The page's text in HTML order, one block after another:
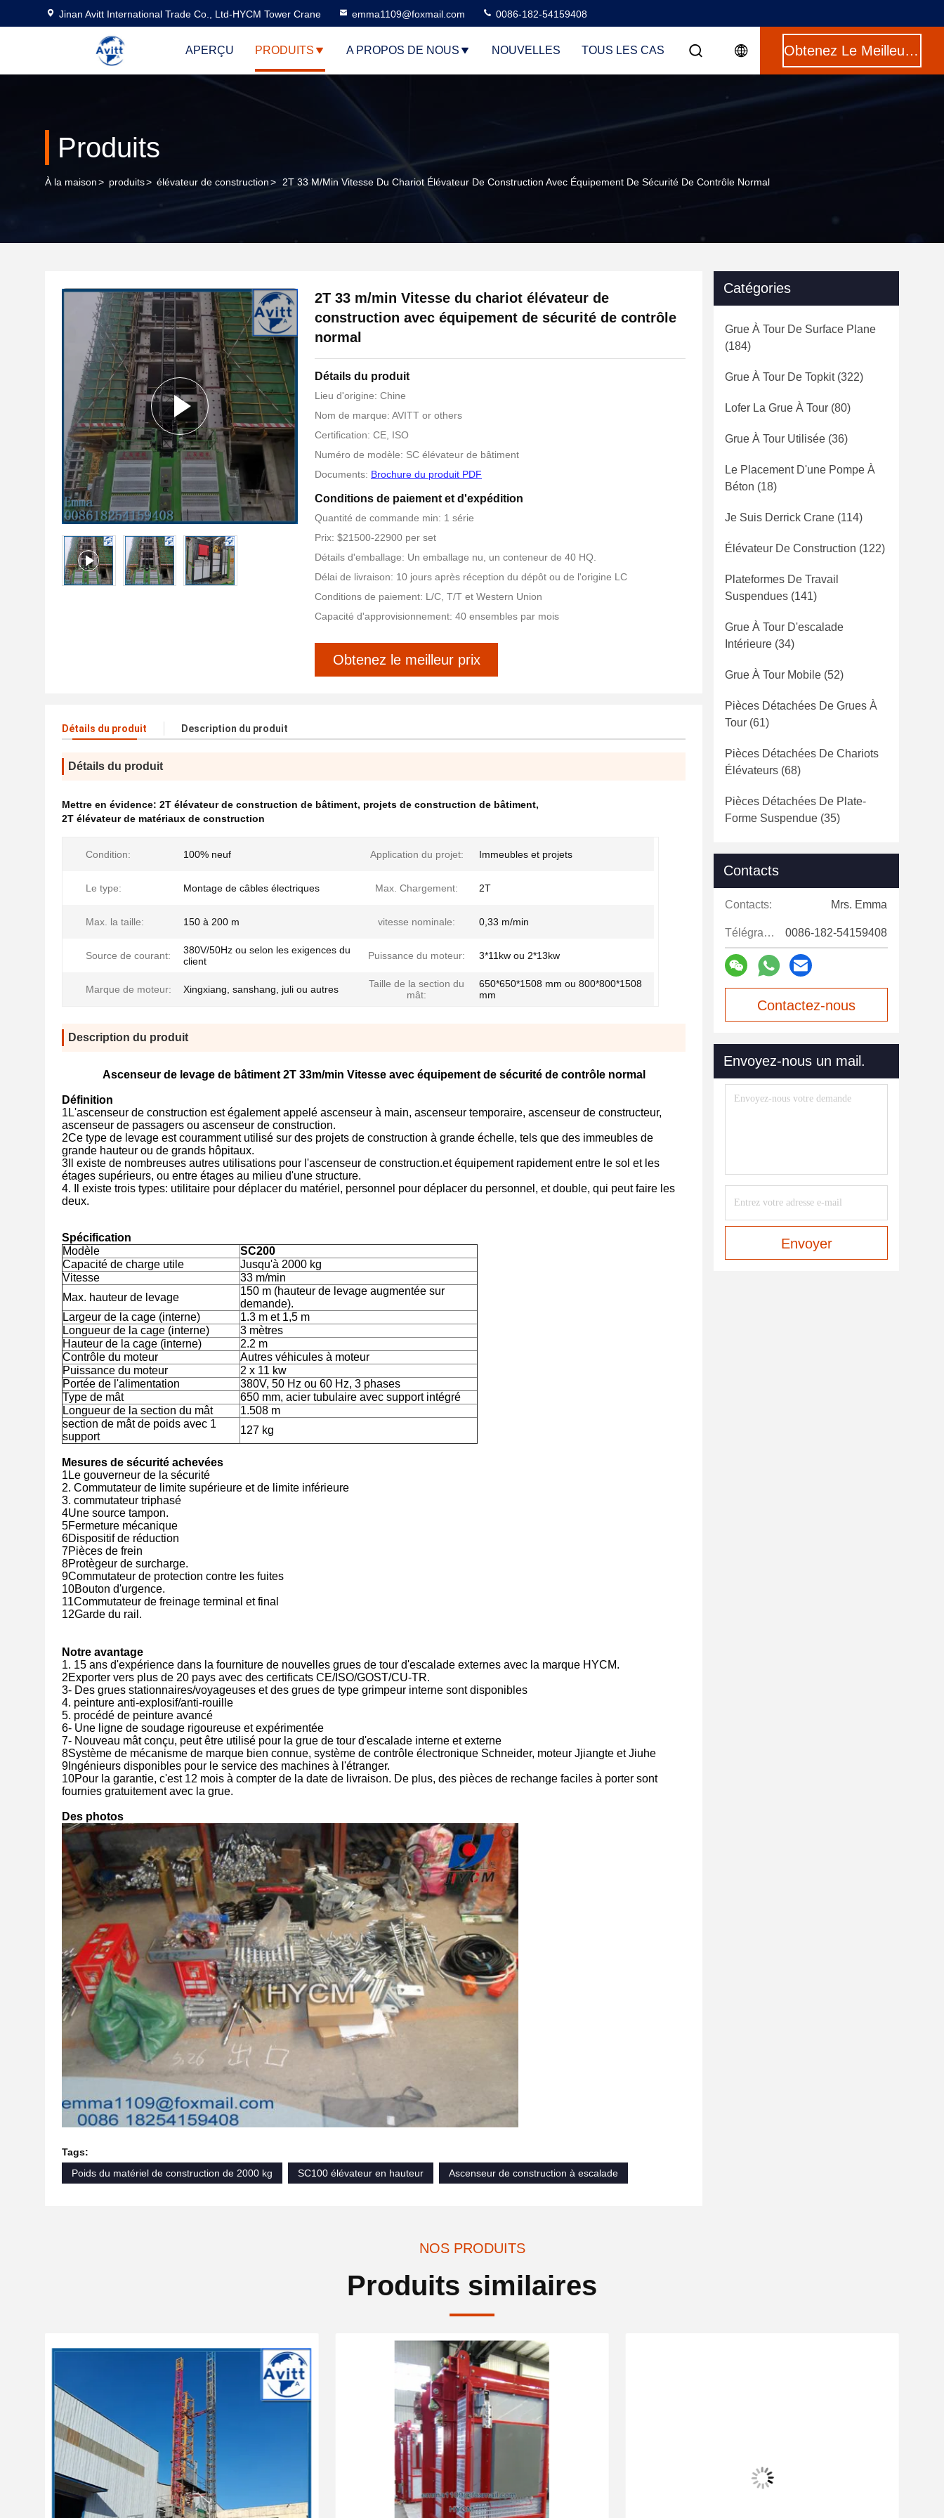
Jinan Avitt International Trade Co., Ltd-HYCM Tower Crane emma1109@foxmail.com 0086-182-54159408
APERÇU PRODUITS A PROPOS DE NOUS NOUVELLES TOUS LES CAS Obtenez Le Meilleur Prix
Produits
À la maison> produits> élévateur de construction> 2T 33 M/min Vitesse Du Chariot Élévateur De Construction Avec Équipement De Sécurité De Contrôle Normal
2T 33 m/min Vitesse du chariot élévateur de
construction avec équipement de sécurité de contrôle
normal
Détails du produit
Lieu d'origine: Chine
Nom de marque: AVITT or others
Certification: CE, ISO
Numéro de modèle: SC élévateur de bâtiment
Documents: Brochure du produit PDF
Conditions de paiement et d'expédition
Quantité de commande min: 1 série
Prix: $21500-22900 per set
Détails d'emballage: Un emballage nu, un conteneur de 40 HQ.
Délai de livraison: 10 jours après réception du dépôt ou de l'origine LC
Conditions de paiement: L/C, T/T et Western Union
Capacité d'approvisionnement: 40 ensembles par mois
Obtenez le meilleur prix
Détails du produit Description du produit
Détails du produit
Mettre en évidence: 2T élévateur de construction de bâtiment, projets de construction de bâtiment,
2T élévateur de matériaux de construction
Condition: 100% neuf Application du projet: Immeubles et projets
Le type: Montage de câbles électriques Max. Chargement: 2T
Max. la taille: 150 à 200 m vitesse nominale: 0,33 m/min
Source de courant:
380V/50Hz ou selon les exigences du
client
Puissance du moteur: 3*11kw ou 2*13kw
Marque de moteur: Xingxiang, sanshang, juli ou autres
Taille de la section du
mât:
650*650*1508 mm ou 800*800*1508
mm
Description du produit
Ascenseur de levage de bâtiment 2T 33m/min Vitesse avec équipement de sécurité de contrôle normal
Définition
1L'ascenseur de construction est également appelé ascenseur à main, ascenseur temporaire, ascenseur de constructeur,
ascenseur de passagers ou ascenseur de construction.
2Ce type de levage est couramment utilisé sur des projets de construction à grande échelle, tels que des immeubles de
grande hauteur ou de grands hôpitaux.
3Il existe de nombreuses autres utilisations pour l'ascenseur de construction.et équipement rapidement entre le sol et les
étages supérieurs, ou entre étages au milieu d'une structure.
4. Il existe trois types: utilitaire pour déplacer du matériel, personnel pour déplacer du personnel, et double, qui peut faire les
deux.
Spécification
Modèle
SC200
Capacité de charge utile
Jusqu'à 2000 kg
Vitesse
33 m/min
Max. hauteur de levage
150 m (hauteur de levage augmentée sur
demande).
Largeur de la cage (interne)
1.3 m et 1,5 m
Longueur de la cage (interne)
3 mètres
Hauteur de la cage (interne)
2.2 m
Contrôle du moteur
Autres véhicules à moteur
Puissance du moteur
2 x 11 kw
Portée de l'alimentation
380V, 50 Hz ou 60 Hz, 3 phases
Type de mât
650 mm, acier tubulaire avec support intégré
Longueur de la section du mât
1.508 m
section de mât de poids avec 1
support
127 kg
Mesures de sécurité achevées
1Le gouverneur de la sécurité
2. Commutateur de limite supérieure et de limite inférieure
3. commutateur triphasé
4Une source tampon.
5Fermeture mécanique
6Dispositif de réduction
7Pièces de frein
8Protègeur de surcharge.
9Commutateur de protection contre les fuites
10Bouton d'urgence.
11Commutateur de freinage terminal et final
12Garde du rail.
Notre avantage
1. 15 ans d'expérience dans la fourniture de nouvelles grues de tour d'escalade externes avec la marque HYCM.
2Exporter vers plus de 20 pays avec des certificats CE/ISO/GOST/CU-TR.
3- Des grues stationnaires/voyageuses et des grues de type grimpeur interne sont disponibles
4. peinture anti-explosif/anti-rouille
5. procédé de peinture avancé
6- Une ligne de soudage rigoureuse et expérimentée
7- Nouveau mât conçu, peut être utilisé pour la grue de tour d'escalade interne et externe
8Système de mécanisme de marque bien connue, système de contrôle électronique Schneider, moteur Jjiangte et Jiuhe
9Ingénieurs disponibles pour le service des machines à l'étranger.
10Pour la garantie, c'est 12 mois à compter de la date de livraison. De plus, des pièces de rechange faciles à porter sont
fournies gratuitement avec la grue.
Des photos
Tags:
Poids du matériel de construction de 2000 kg
SC100 élévateur en hauteur Ascenseur de construction à escalade
Catégories
Grue À Tour De Surface Plane
(184)
Grue À Tour De Topkit(322)
Lofer La Grue À Tour (80)
Grue À Tour Utilisée (36)
Le Placement D'une Pompe À
Béton (18)
Je Suis Derrick Crane (114)
Élévateur De Construction (122)
Plateformes De Travail
Suspendues (141)
Grue À Tour D'escalade
Intérieure (34)
Grue À Tour Mobile (52)
Pièces Détachées De Grues À
Tour (61)
Pièces Détachées De Chariots
Élévateurs (68)
Pièces Détachées De Plate-
Forme Suspendue (35)
Contacts
Contacts: Mrs. Emma
Télégramme: 0086-182-54159408
Contactez-nous
Envoyez-nous un mail.
Envoyer
NOS PRODUITS
Produits similaires